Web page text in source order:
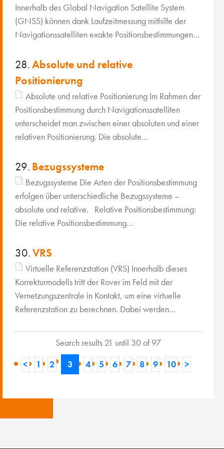
Innerhalb des Global Navigation Satellite System
(GNSS) können dank Laufzeitmessung mithilfe der
Navigationssatelliten exakte Positionsbestimmungen…
28.Absolute und relative
Positionierung
Absolute und relative Positionierung Im Rahmen der
Positionsbestimmung durch Navigationssatelliten
unterscheidet man zwischen einer absoluten und einer
relativen Positionierung. Die absolute…
29. Bezugssysteme
Bezugssysteme Die Arten der Positionsbestimmung
erfolgen über unterschiedliche Bezugssysteme –
absolute und relative. Relative Positionsbestimmung:
Die relative Positionsbestimmung…
30.VRS
Virtuelle Referenzstation (VRS) Innerhalb dieses
Korrekturmodells tritt der Rover im Feld mit der
Vernetzungszentrale in Kontakt, um eine virtuelle
Referenzstation zu berechnen. Dabei werden…
Search results 21 until 30 of 97
<
1 2 3 4 5 6 7 8 9 10 >